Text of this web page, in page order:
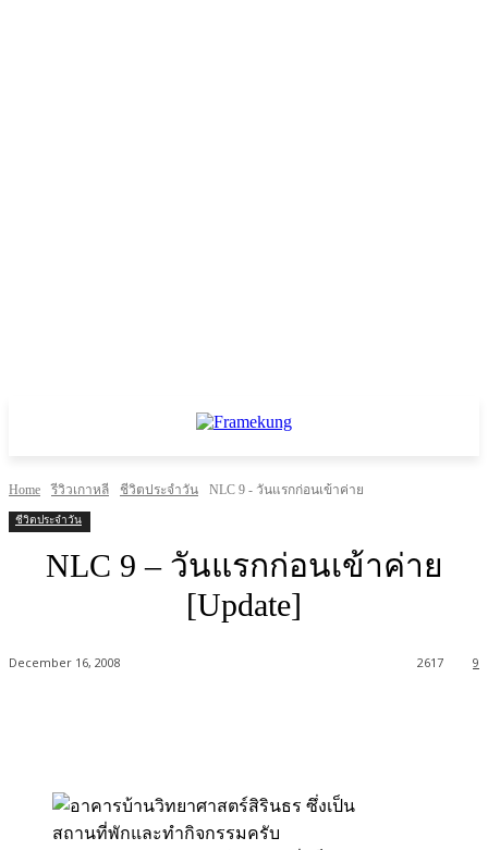
Home รีวิวเกาหลี ชีวิตประจำวัน NLC 9 - วันแรกก่อนเข้าค่าย
ชีวิตประจำวัน
NLC 9 – วันแรกก่อนเข้าค่าย
[Update]
December 16, 2008 9
2617